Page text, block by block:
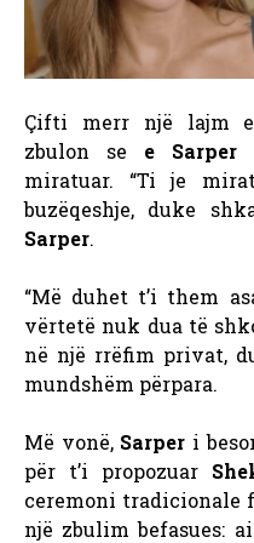
Çifti merr një lajm
zbulon se e Sarper
miratuar. “Ti je
buzëqeshje, duke
Sarper.
“Më duhet t’i them
vërtetë nuk dua të
në një rrëfim privat,
mundshëm përpara.
Më vonë, Sarper i
për t’i propozuar
ceremoni tradicionale
një zbulim befasues: